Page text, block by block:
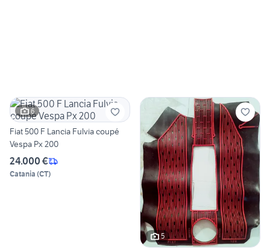
6
Fiat 500 F Lancia Fulvia coupé
Vespa Px 200
24.000 €
Catania (CT)
5